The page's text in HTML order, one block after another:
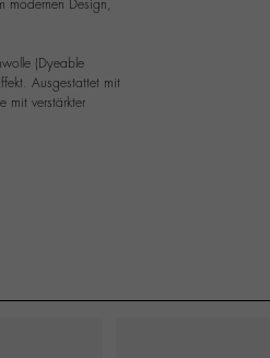
modernen Design,
(Dyeable
Ausgestattet mit
mit verstärkter